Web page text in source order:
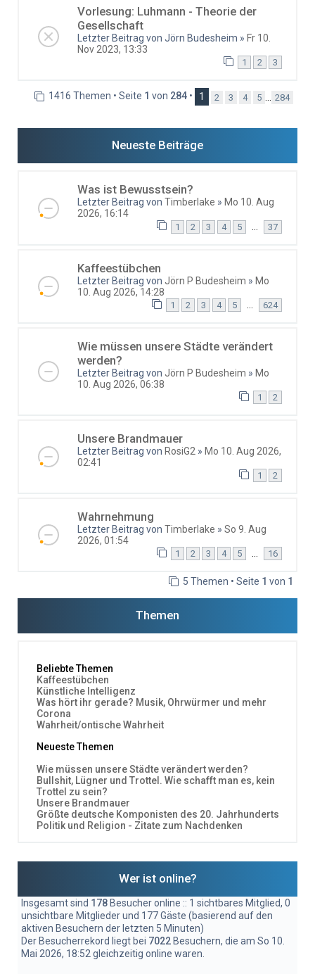
Vorlesung: Luhmann - Theorie der
Gesellschaft
Letzter Beitrag von Jörn Budesheim » Fr 10.
Nov 2023, 13:33
1 2 3
1416 Themen • Seite 1 von 284 • 1 2 3 4 5 284
Neueste Beiträge
Was ist Bewusstsein?
Letzter Beitrag von Timberlake » Mo 10. Aug
2026, 16:14
1 2 3 4 5 37
Kaffeestübchen
Letzter Beitrag von Jörn P Budesheim » Mo
10. Aug 2026, 14:28
1 2 3 4 5 624
Wie müssen unsere Städte verändert
werden?
Letzter Beitrag von Jörn P Budesheim » Mo
10. Aug 2026, 06:38
1 2
Unsere Brandmauer
Letzter Beitrag von RosiG2 » Mo 10. Aug 2026,
02:41
1 2
Wahrnehmung
Letzter Beitrag von Timberlake » So 9. Aug
2026, 01:54
1 2 3 4 5 … 16
5 Themen • Seite 1 von 1
Themen
Beliebte Themen
Kaffeestübchen
Künstliche Intelligenz
Was hört ihr gerade? Musik, Ohrwürmer und mehr
Corona
Wahrheit/ontische Wahrheit
Neueste Themen
Wie müssen unsere Städte verändert werden?
Bullshit, Lügner und Trottel. Wie schafft man es, kein
Trottel zu sein?
Unsere Brandmauer
Größte deutsche Komponisten des 20. Jahrhunderts
Politik und Religion - Zitate zum Nachdenken
Wer ist online?
Insgesamt sind 178 Besucher online :: 1 sichtbares Mitglied, 0
unsichtbare Mitglieder und 177 Gäste (basierend auf den
aktiven Besuchern der letzten 5 Minuten)
Der Besucherrekord liegt bei 7022 Besuchern, die am So 10.
Mai 2026, 18:52 gleichzeitig online waren.